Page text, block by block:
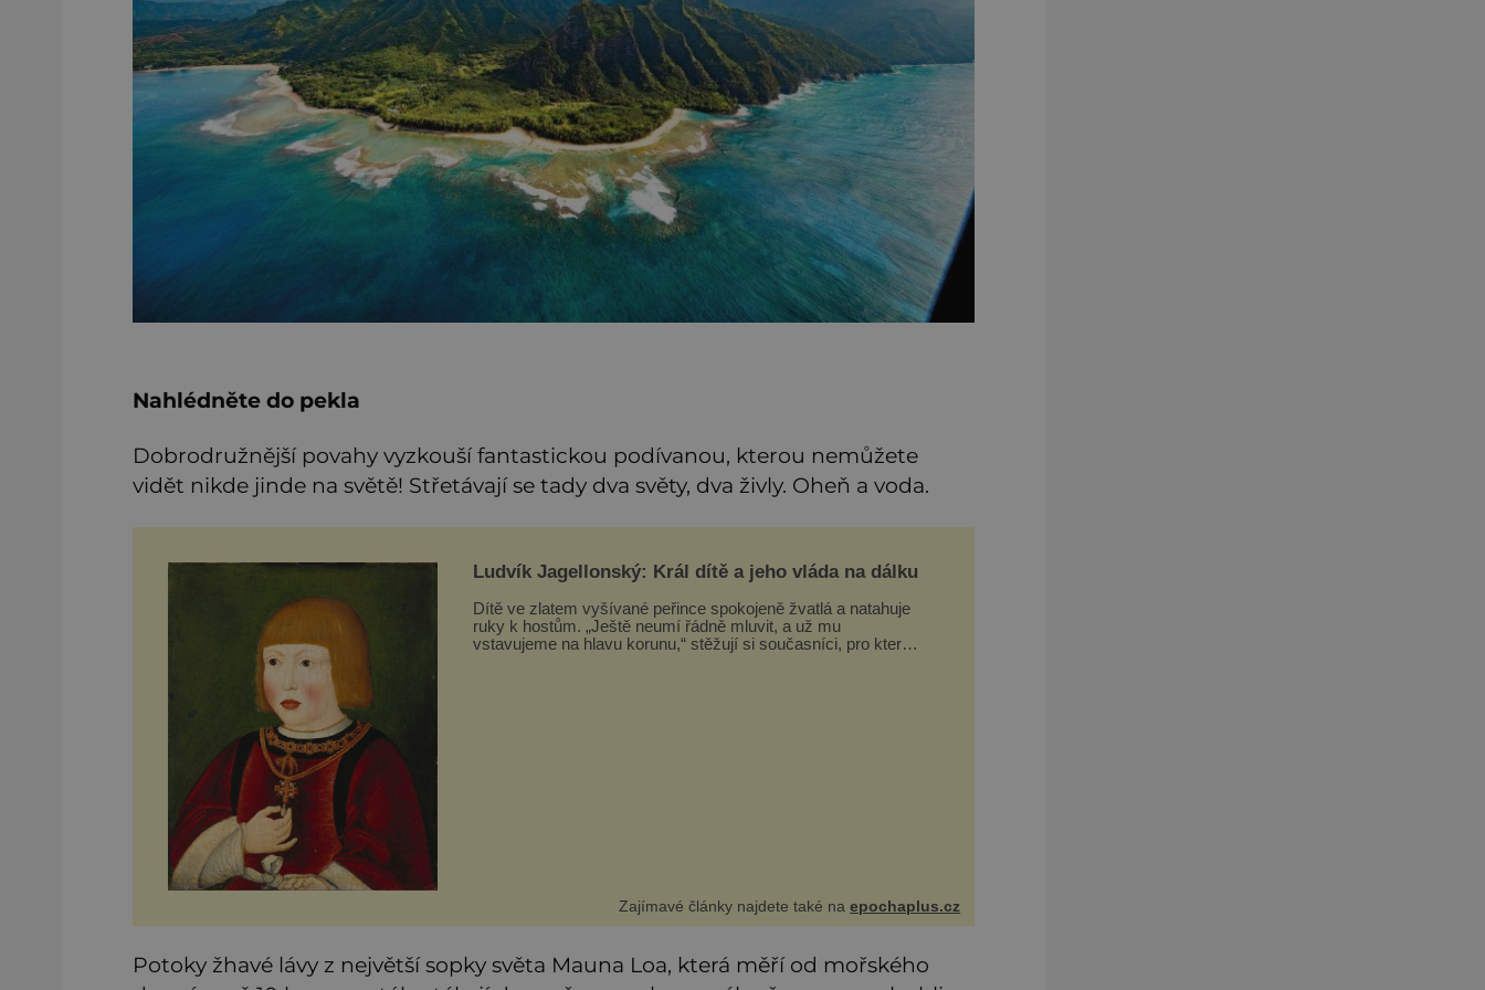
Nahlédněte do pekla
Dobrodružnější povahy vyzkouší fantastickou podívanou, kterou nemůžete
vidět nikde jinde na světě! Střetávají se tady dva světy, dva živly. Oheň a voda.
Ludvík Jagellonský: Král dítě a jeho vláda na dálku
Dítě ve zlatem vyšívané peřince spokojeně žvatlá a natahuje
ruky k hostům. „Ještě neumí řádně mluvit, a už mu
vstavujeme na hlavu korunu,“ stěžují si současníci, pro které
Zajímavé články najdete také naepochaplus.cz
Potoky žhavé lávy z největší sopky světa Mauna Loa, která měří od mořského